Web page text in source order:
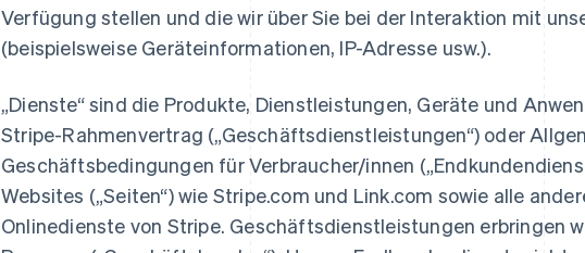
Verfügung stellen und die wir über Sie bei der Interaktion mit
(beispielsweise Geräteinformationen, IP-Adresse usw.).
„Dienste“ sind die Produkte, Dienstleistungen, Geräte und
Stripe-Rahmenvertrag („Geschäftsdienstleistungen“) oder
Geschäftsbedingungen für Verbraucher/innen
Websites („Seiten“) wie Stripe.com und Link.com sowie alle
Onlinedienste von Stripe. Geschäftsdienstleistungen erbringen